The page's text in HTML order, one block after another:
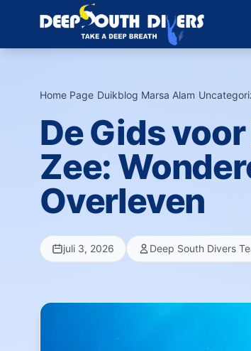
Home Page›Duikblog Marsa Alam
De Gids
Zee:
Overleven
juli 3, 2026 Deep South Divers